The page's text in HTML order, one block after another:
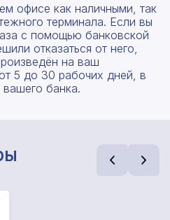
офисе как наличными, так
терминала. Если вы
с помощью банковской
отказаться от него,
на ваш
5 до 30 рабочих дней, в
банка.
смету